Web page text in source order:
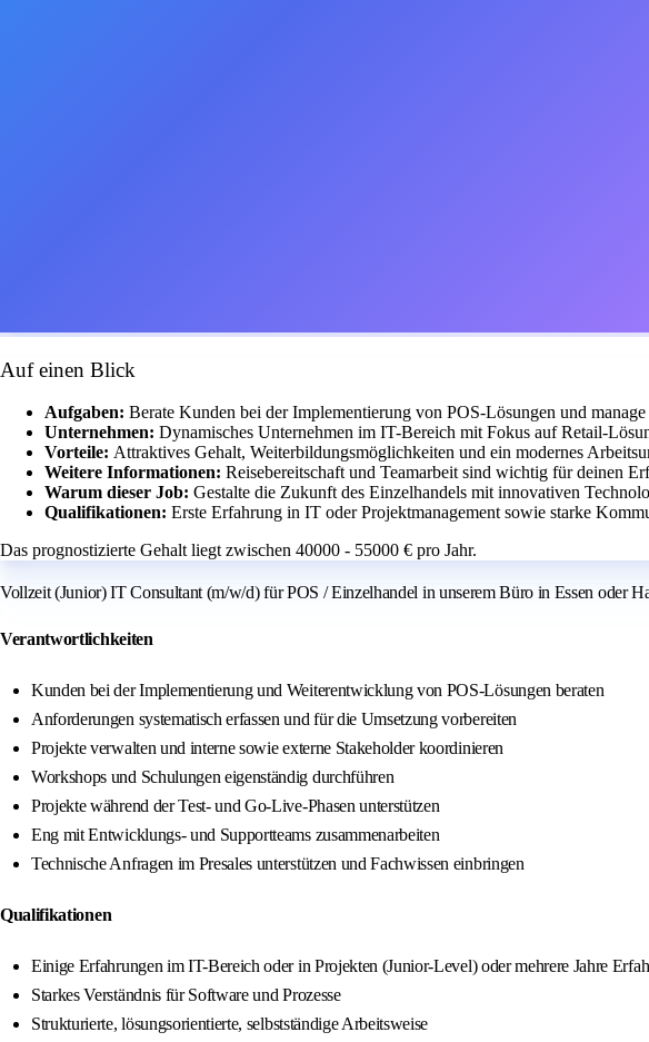
Auf einen Blick
Aufgaben: Berate Kunden bei der Implementierung von POS-Lösungen und manage
Unternehmen: Dynamisches Unternehmen im IT-Bereich mit Fokus auf Retail-
Vorteile: Attraktives Gehalt, Weiterbildungsmöglichkeiten und ein modernes
Weitere Informationen: Reisebereitschaft und Teamarbeit sind wichtig für deinen
Warum dieser Job: Gestalte die Zukunft des Einzelhandels mit innovativen
Qualifikationen: Erste Erfahrung in IT oder Projektmanagement sowie starke
Das prognostizierte Gehalt liegt zwischen 40000 - 55000 € pro Jahr.
Vollzeit (Junior) IT Consultant (m/w/d) für POS / Einzelhandel in unserem Büro in Essen oder
Verantwortlichkeiten
Kunden bei der Implementierung und Weiterentwicklung von POS-Lösungen beraten
Anforderungen systematisch erfassen und für die Umsetzung vorbereiten
Projekte verwalten und interne sowie externe Stakeholder koordinieren
Workshops und Schulungen eigenständig durchführen
Projekte während der Test- und Go-Live-Phasen unterstützen
Eng mit Entwicklungs- und Supportteams zusammenarbeiten
Technische Anfragen im Presales unterstützen und Fachwissen einbringen
Qualifikationen
Einige Erfahrungen im IT-Bereich oder in Projekten (Junior-Level) oder mehrere Jahre
Starkes Verständnis für Software und Prozesse
Strukturierte, lösungsorientierte, selbstständige Arbeitsweise